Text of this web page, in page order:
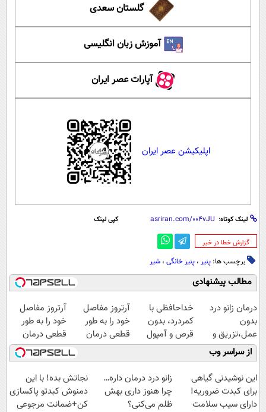
گلستان سعدی
آموزش زبان انگلیسی
آپارات عصر ایران
اپلیکیشن عصر ایران
لینک کوتاه: کپی لینک
‌گزارش خطا در خبر
برچسب ها: پنیر ، پنیر خانگی ، شیر
مطالب پیشنهادی
درمان زانو درد
بدون
عمل،تزریق و
دارو
(◂پرسش‌نامه)
خداحافظی با
کمردرد، بدون
قرص و آمپول
آرتروز مفاصل
خود را به طور
قطعی درمان
کنید!
◗پرسش‌نامه◖
آرتروز مفاصل
خود را به طور
قطعی درمان
کنید!
◂پرسش‌نامه▸
از سراسر وب
این نوشیدنی گیاهی
برای کبدت ضروریه!
دارای سیب سلامت
زانو درد درمان داره…
چرا هنوز داری بهش
ظلم می‌کنی؟
نجاتش بده! با این
دمنوش کبدتو پاکسازی
کن+ضمانت مرجوعی